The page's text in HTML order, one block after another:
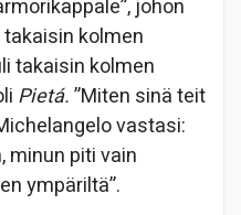
johon
kolmen
takaisin kolmen
Pietá.”Miten sinä teit
vastasi:
minun piti vain
ympäriltä”.